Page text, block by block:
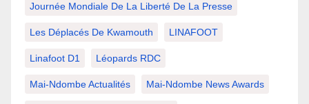
Journée Mondiale De La Liberté De La Presse
Les Déplacés De Kwamouth LINAFOOT
Linafoot D1 Léopards RDC
Mai-Ndombe Actualités Mai-Ndombe News Awards